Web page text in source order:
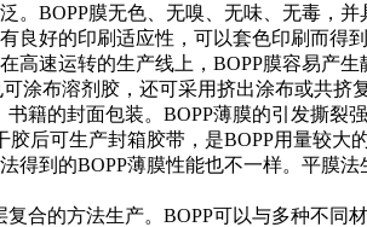
。BOPP膜无色、无嗅、无味、无毒，
良好的印刷适应性，可以套色印刷而得
高速运转的生产线上，BOPP膜容易产
涂布溶剂胶，还可采用挤出涂布或共挤
籍的封面包装。BOPP薄膜的引发撕裂
后可生产封箱胶带，是BOPP用量较大的
得到的BOPP薄膜性能也不一样。平膜
合的方法生产。BOPP可以与多种不同